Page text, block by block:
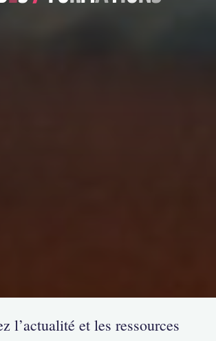
l’actualité et les ressources